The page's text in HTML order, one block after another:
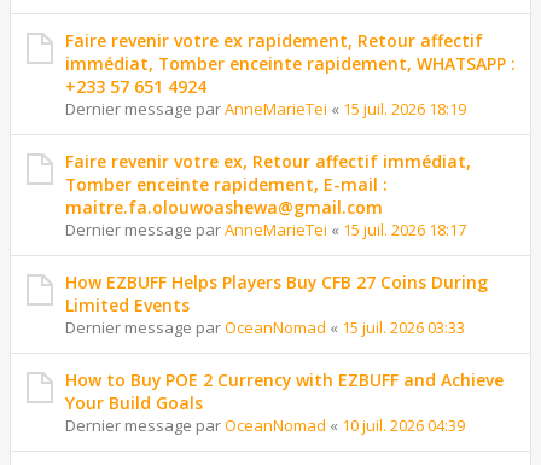
Faire revenir votre ex rapidement, Retour affectif
immédiat, Tomber enceinte rapidement, WHATSAPP :
+233 57 651 4924
Dernier message parAnneMarieTei « 15 juil. 2026 18:19
Faire revenir votre ex, Retour affectif immédiat,
Tomber enceinte rapidement, E-mail :
maitre.fa.olouwoashewa@gmail.com
Dernier message parAnneMarieTei « 15 juil. 2026 18:17
How EZBUFF Helps Players Buy CFB 27 Coins During
Limited Events
Dernier message parOceanNomad « 15 juil. 2026 03:33
How to Buy POE 2 Currency with EZBUFF and Achieve
Your Build Goals
Dernier message parOceanNomad « 10 juil. 2026 04:39